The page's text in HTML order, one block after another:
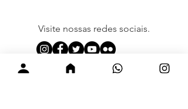
Visite nossas redes sociais.